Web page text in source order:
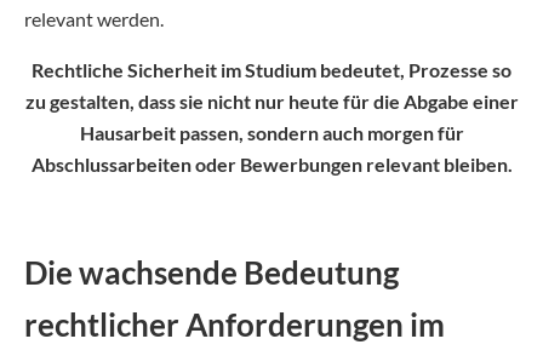
relevant werden.
Rechtliche Sicherheit im Studium bedeutet, Prozesse so
zu gestalten, dass sie nicht nur heute für die Abgabe einer
Hausarbeit passen, sondern auch morgen für
Abschlussarbeiten oder Bewerbungen relevant bleiben.
Die wachsende Bedeutung
rechtlicher Anforderungen im